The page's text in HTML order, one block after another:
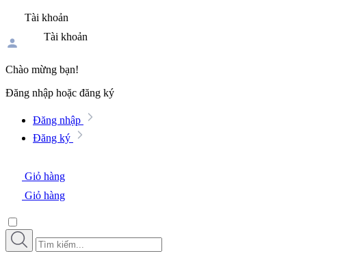
Tài khoản
Tài khoản
Chào mừng bạn!
Đăng nhập hoặc đăng ký
Đăng nhập
Đăng ký
Giỏ hàng
Giỏ hàng